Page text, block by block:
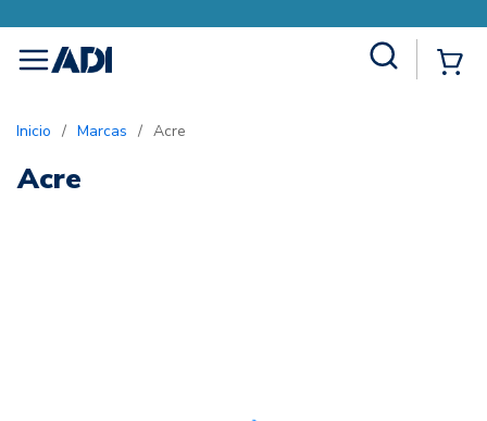
menu
Inicio / Marcas / Acre
Acre